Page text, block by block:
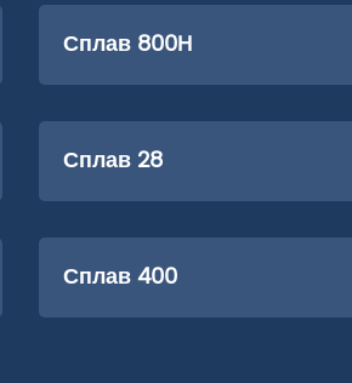
Сплав 800H
Сплав 28
Сплав 400